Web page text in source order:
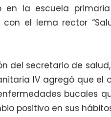
en la escuela
el lema rector
del secretario de
IV agregó que el
bucales
positivo en sus